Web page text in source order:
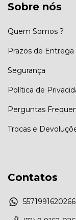
Sobre nós
Quem Somos ?
Prazos de Entrega
Segurança
Política de
Perguntas
Trocas e
Contatos
5571991620266